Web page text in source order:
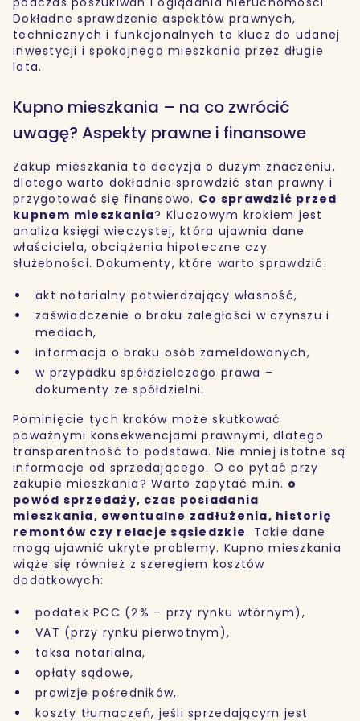
Dokładne sprawdzenie aspektów prawnych,
technicznych i funkcjonalnych to klucz do udanej
inwestycji i spokojnego mieszkania przez długie
lata.
Kupno mieszkania – na co zwrócić
uwagę? Aspekty prawne i finansowe
Zakup mieszkania to decyzja o dużym znaczeniu,
dlatego warto dokładnie sprawdzić stan prawny i
przygotować się finansowo. Co sprawdzić przed
kupnem mieszkania? Kluczowym krokiem jest
analiza księgi wieczystej, która ujawnia dane
właściciela, obciążenia hipoteczne czy
służebności. Dokumenty, które warto sprawdzić:
akt notarialny potwierdzający własność,
zaświadczenie o braku zaległości w czynszu i
mediach,
informacja o braku osób zameldowanych,
w przypadku spółdzielczego prawa –
dokumenty ze spółdzielni.
Pominięcie tych kroków może skutkować
poważnymi konsekwencjami prawnymi, dlatego
transparentność to podstawa. Nie mniej istotne są
informacje od sprzedającego. O co pytać przy
zakupie mieszkania? Warto zapytać m.in. o
powód sprzedaży, czas posiadania
mieszkania, ewentualne zadłużenia, historię
remontów czy relacje sąsiedzkie. Takie dane
mogą ujawnić ukryte problemy. Kupno mieszkania
wiąże się również z szeregiem kosztów
dodatkowych:
podatek PCC (2% – przy rynku wtórnym),
VAT (przy rynku pierwotnym),
taksa notarialna,
opłaty sądowe,
prowizje pośredników,
koszty tłumaczeń, jeśli sprzedającym jest